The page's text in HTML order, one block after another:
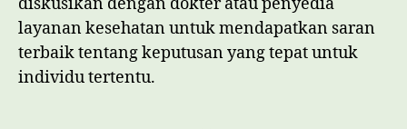
layanan kesehatan untuk mendapatkan saran
terbaik tentang keputusan yang tepat untuk
individu tertentu.